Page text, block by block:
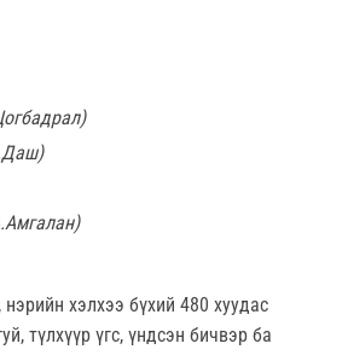
нэрийн хэлхээ бүхий 480 хуудас
түлхүүр үгс, үндсэн бичвэр ба